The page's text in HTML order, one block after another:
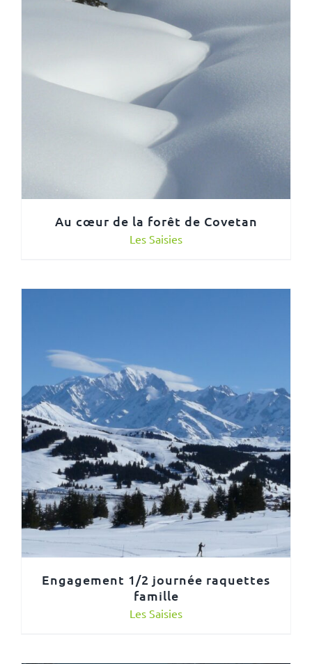
Au cœur de la forêt de Covetan
Les Saisies
Engagement 1/2 journée raquettes
famille
Les Saisies